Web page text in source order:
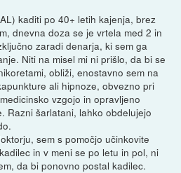
kaditi po 40+ letih kajenja, brez
dnevna doza se je vrtela med 2 in
zaradi denarja, ki sem ga
Niti na misel mi ni prišlo, da bi se
obliži, enostavno sem na
ali hipnoze, obvezno pri
vzgojo in opravljeno
Razni šarlatani, lahko obdelujejo
sem s pomočjo učinkovite
in v meni se po letu in pol, ni
da bi ponovno postal kadilec.